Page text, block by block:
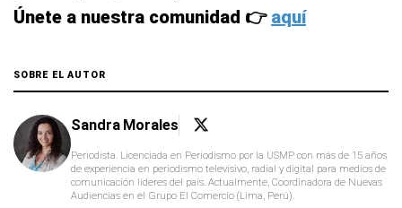
Únete a nuestra comunidad 👉 aquí
SOBRE EL AUTOR
Sandra Morales
Periodista. Licenciada en Periodismo por la USMP con más de 15 años
de experiencia en periodismo televisivo, radial y digital para medios de
comunicación líderes del país. Actualmente, Coordinadora de Nuevas
Audiencias en el Grupo El Comercio (Lima, Perú).